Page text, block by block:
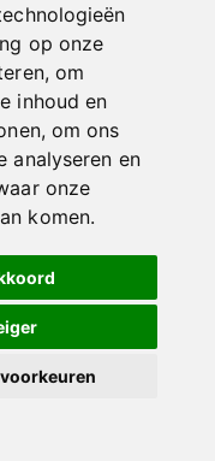
op onze
om
inhoud en
om ons
analyseren en
onze
komen.